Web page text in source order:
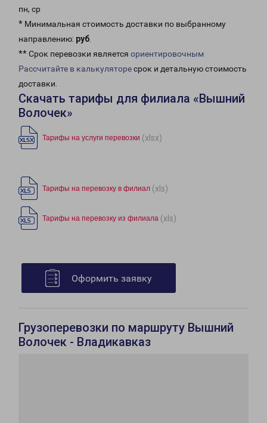
пн, ср
* Минимальная стоимость доставки по выбранному
направлению: руб.
** Срок перевозки является ориентировочным
Рассчитайте в калькуляторесрок и детальную стоимость
доставки.
Скачать тарифы для филиала «Вышний
Волочек»
Тарифы на услуги перевозки (xlsx)
Тарифы на перевозку в филиал (xls)
Тарифы на перевозку из филиала (xls)
Оформить заявку
Грузоперевозки по маршруту Вышний
Волочек - Владикавказ